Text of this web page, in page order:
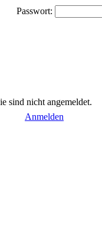
Passwort:
sind nicht angemeldet.
Anmelden